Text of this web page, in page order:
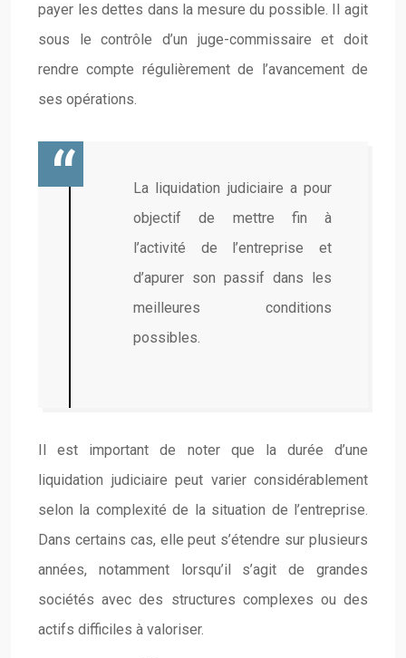
payer les dettes dans la mesure du possible. Il agit
sous le contrôle d’un juge-commissaire et doit
rendre compte régulièrement de l’avancement de
ses opérations.
La liquidation judiciaire a pour
objectif de mettre fin à
l’activité de l’entreprise et
d’apurer son passif dans les
meilleures conditions
possibles.
Il est important de noter que la durée d’une
liquidation judiciaire peut varier considérablement
selon la complexité de la situation de l’entreprise.
Dans certains cas, elle peut s’étendre sur plusieurs
années, notamment lorsqu’il s’agit de grandes
sociétés avec des structures complexes ou des
actifs difficiles à valoriser.